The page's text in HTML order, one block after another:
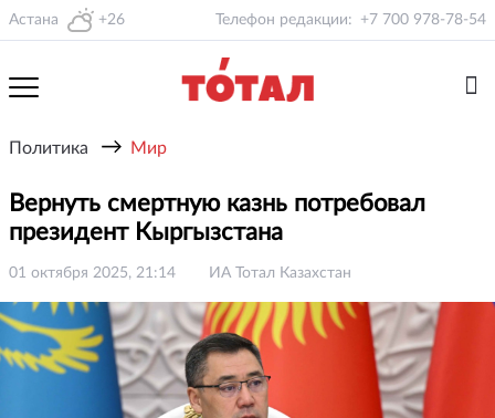
Астана +26 Телефон редакции: +7 700 978-78-54
Политика → Мир
Вернуть смертную казнь потребовал
президент Кыргызстана
01 октября 2025, 21:14 ИА Тотал Казахстан